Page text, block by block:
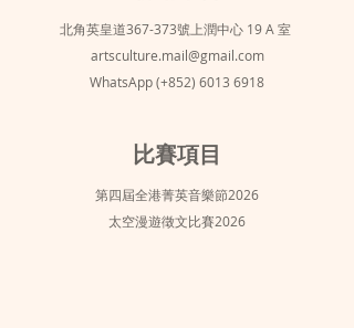
北角英皇道367-373號上潤中心 19 A 室
artsculture.mail@gmail.com
WhatsApp (+852) 6013 6918
比賽項目
第四屆全港菁英音樂節2026
太空漫遊徵文比賽2026